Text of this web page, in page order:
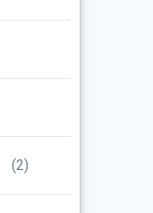
(2)